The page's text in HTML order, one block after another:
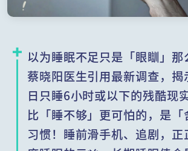
以为睡眠不足只是「眼瞓」
蔡晓阳医生引用最新调查，
日只睡6小时或以下的残酷现
比「睡不够」更可怕的，是「
习惯！睡前滑手机、追剧，